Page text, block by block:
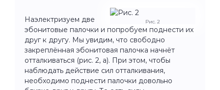
Рис. 2
Наэлектризуем две
эбонитовые палочки и попробуем поднести их
друг к другу. Мы увидим, что свободно
закреплённая эбонитовая палочка начнёт
отталкиваться (рис. 2, а). При этом, чтобы
наблюдать действие сил отталкивания,
необходимо поднести палочки довольно